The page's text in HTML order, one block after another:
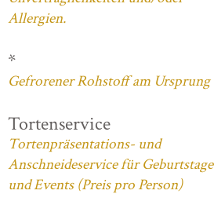
Allergien.
*
Gefrorener Rohstoff am Ursprung
Tortenservice
Tortenpräsentations- und
Anschneideservice für Geburtstage
und Events (Preis pro Person)